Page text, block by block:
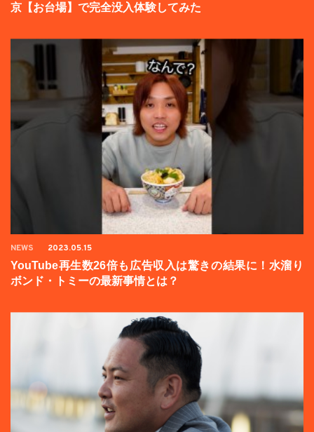
京【お台場】で完全没入体験してみた
NEWS 2023.05.15
YouTube再生数26倍も広告収入は驚きの結果に！水溜り
ボンド・トミーの最新事情とは？